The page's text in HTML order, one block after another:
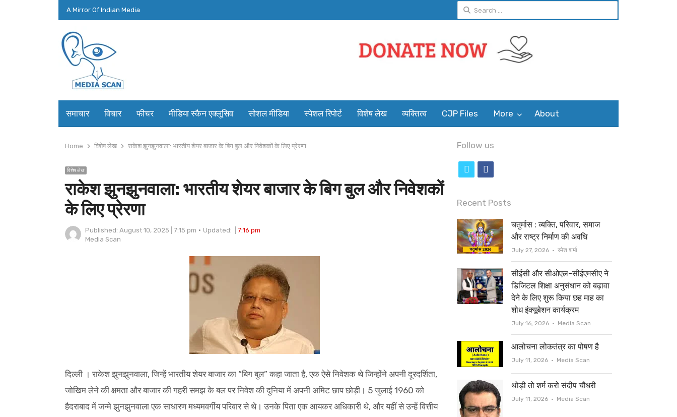
A Mirror Of Indian Media
Search
for:
समाचार विचार फीचर मीडिया स्कैन एक्लूसिव सोशल मीडिया स्पेशल रिपोर्ट विशेष लेख व्यक्तित्व CJP Files More About
Home विशेष लेख राकेश झुनझुनवाला: भारतीय शेयर बाजार के बिग बुल और निवेशकों के लिए प्रेरणा
विशेष लेख
राकेश झुनझुनवाला: भारतीय शेयर बाजार के बिग बुल और निवेशकों
के लिए प्रेरणा
Published: August 10, 2025 7:15 pm Updated:
7:16 pm
Author
Media Scan
दिल्ली । राकेश झुनझुनवाला, जिन्हें भारतीय शेयर बाजार का “बिग बुल” कहा जाता है, एक ऐसे निवेशक थे जिन्होंने अपनी दूरदर्शिता,
जोखिम लेने की क्षमता और बाजार की गहरी समझ के बल पर निवेश की दुनिया में अपनी अमिट छाप छोड़ी। 5 जुलाई 1960 को
हैदराबाद में जन्मे झुनझुनवाला एक साधारण मध्यमवर्गीय परिवार से थे। उनके पिता एक आयकर अधिकारी थे, और यहीं से उन्हें वित्तीय
Follow us
i
t
t
e
r
c
e
b
o
o
k
Recent Posts
चतुर्मास : व्यक्ति, परिवार, समाज
और राष्ट्र निर्माण की अवधि
July 27, 2026 Author
रमेश शर्मा
सीईसी और सीओएल-सीईएमसीए ने
डिजिटल शिक्षा अनुसंधान को बढ़ावा
देने के लिए शुरू किया छह माह का
शोध इंक्यूबेशन कार्यक्रम
July 16, 2026 Author
Media Scan
आलोचना लोकतंत्र का पोषण है
July 11, 2026 Author
Media Scan
थोड़ी तो शर्म करो संदीप चौधरी
July 11, 2026 Author
Media Scan